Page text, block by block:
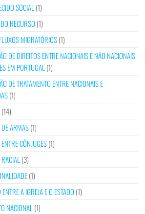
SOCIAL (1)
RECURSO (1)
MIGRATÓRIOS(1)
DE DIREITOS ENTRE NACIONAIS E NÃO NACIONAIS
EM PORTUGAL (1)
DE TRATAMENTO ENTRE NACIONAIS E
(1)
(14)
ARMAS(1)
CÔNJUGES(1)
(3)
(1)
A IGREJA E O ESTADO (1)
NACIONAL (1)